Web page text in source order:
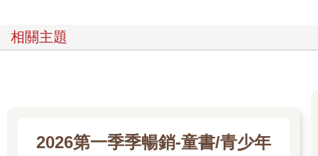
饞。
「你幼稚鬼！」叮咚不甘示弱。
相關主題
2026第一季季暢銷-童書/青少年